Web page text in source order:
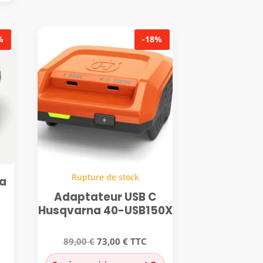
€.
Rupture de stock
-18%
Adaptateur USB C
Husqvarna 40-USB150X
89,00€ Le
prix
73,00€Le
prix
TTC